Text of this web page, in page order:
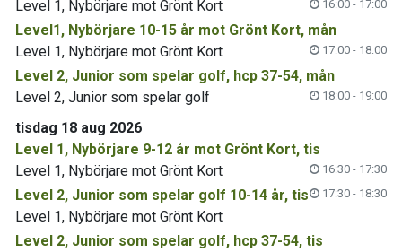
16:00 - 17:00
Level 1, Nybörjare mot Grönt Kort
Level1, Nybörjare 10-15 år mot Grönt Kort, mån
17:00 - 18:00
Level 1, Nybörjare mot Grönt Kort
Level 2, Junior som spelar golf, hcp 37-54, mån
18:00 - 19:00
Level 2, Junior som spelar golf
tisdag 18 aug 2026
Level 1, Nybörjare 9-12 år mot Grönt Kort, tis
16:30 - 17:30
Level 1, Nybörjare mot Grönt Kort
Level 2, Junior som spelar golf 10-14 år, tis
17:30 - 18:30
Level 1, Nybörjare mot Grönt Kort
Level 2, Junior som spelar golf, hcp 37-54, tis